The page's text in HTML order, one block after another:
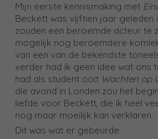
Mijn eerste kennismaking met
Beckett was vijftien jaar geleden
zouden een beroemde acteur te
mogelijk nog beroemdere
van een van de bekendste
verder had ik geen idee wat ons
had als student ooit Wachten op
die avond in Londen zou het
liefde voor Beckett, die ik heel
nog maar moeilijk kan verklaren.
Dit was wat er gebeurde.